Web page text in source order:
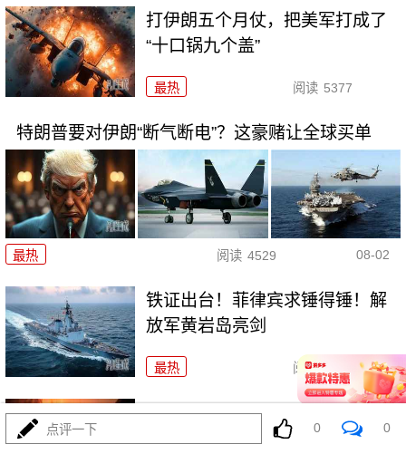
打伊朗五个月仗，把美军打成了
“十口锅九个盖”
最热 阅读 5377
特朗普要对伊朗“断气断电”？这豪赌让全球买单
最热 阅读 4529 08-02
铁证出台！菲律宾求锤得锤！解
放军黄岩岛亮剑
最热 阅读 22082
五万人一夜破城，欧盟真怕了！
特朗普拿美国说事
点评一下 0 0